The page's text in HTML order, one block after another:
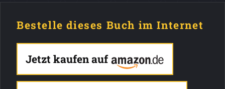
Bestelle dieses Buch im Internet
Jetzt kaufen auf